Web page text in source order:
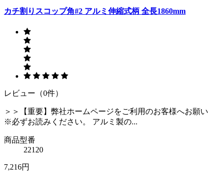
カチ割りスコップ角#2 アルミ伸縮式柄 全長1860mm
レビュー（0件）
＞＞【重要】弊社ホームページをご利用のお客様へお願い
※必ずお読みください。 アルミ製の...
商品型番
22120
7,216円